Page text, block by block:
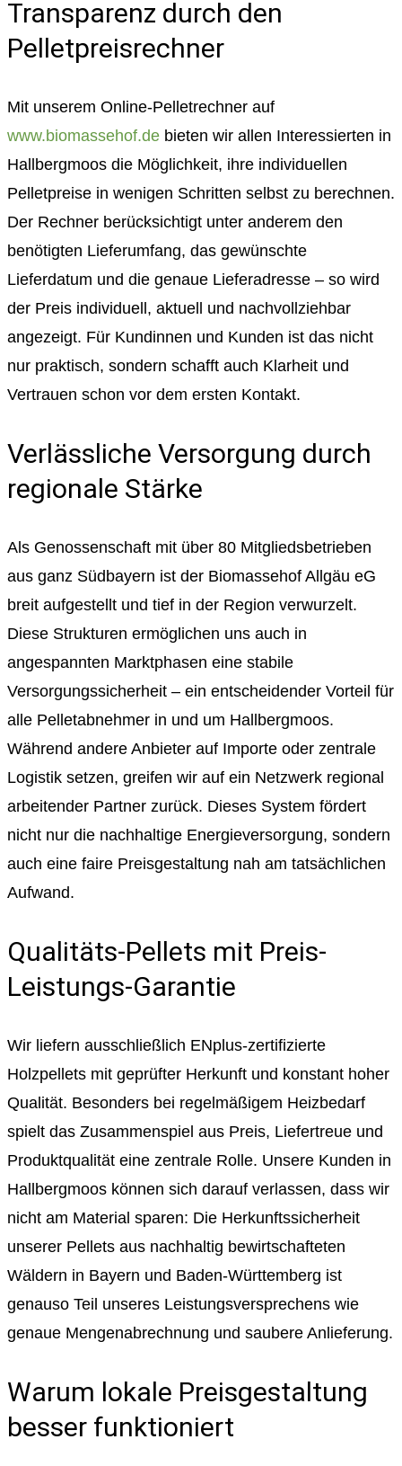
Transparenz durch den
Pelletpreisrechner
Mit unserem Online-Pelletrechner auf
www.biomassehof.de bieten wir allen Interessierten in
Hallbergmoos die Möglichkeit, ihre individuellen
Pelletpreise in wenigen Schritten selbst zu berechnen.
Der Rechner berücksichtigt unter anderem den
benötigten Lieferumfang, das gewünschte
Lieferdatum und die genaue Lieferadresse – so wird
der Preis individuell, aktuell und nachvollziehbar
angezeigt. Für Kundinnen und Kunden ist das nicht
nur praktisch, sondern schafft auch Klarheit und
Vertrauen schon vor dem ersten Kontakt.
Verlässliche Versorgung durch
regionale Stärke
Als Genossenschaft mit über 80 Mitgliedsbetrieben
aus ganz Südbayern ist der Biomassehof Allgäu eG
breit aufgestellt und tief in der Region verwurzelt.
Diese Strukturen ermöglichen uns auch in
angespannten Marktphasen eine stabile
Versorgungssicherheit – ein entscheidender Vorteil für
alle Pelletabnehmer in und um Hallbergmoos.
Während andere Anbieter auf Importe oder zentrale
Logistik setzen, greifen wir auf ein Netzwerk regional
arbeitender Partner zurück. Dieses System fördert
nicht nur die nachhaltige Energieversorgung, sondern
auch eine faire Preisgestaltung nah am tatsächlichen
Aufwand.
Qualitäts-Pellets mit Preis-
Leistungs-Garantie
Wir liefern ausschließlich ENplus-zertifizierte
Holzpellets mit geprüfter Herkunft und konstant hoher
Qualität. Besonders bei regelmäßigem Heizbedarf
spielt das Zusammenspiel aus Preis, Liefertreue und
Produktqualität eine zentrale Rolle. Unsere Kunden in
Hallbergmoos können sich darauf verlassen, dass wir
nicht am Material sparen: Die Herkunftssicherheit
unserer Pellets aus nachhaltig bewirtschafteten
Wäldern in Bayern und Baden-Württemberg ist
genauso Teil unseres Leistungsversprechens wie
genaue Mengenabrechnung und saubere Anlieferung.
Warum lokale Preisgestaltung
besser funktioniert